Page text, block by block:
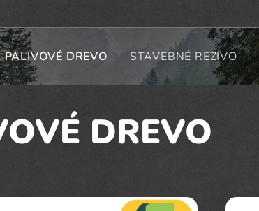
PALIVOVÉ DREVO STAVEBNÉ REZIVO
DREVO